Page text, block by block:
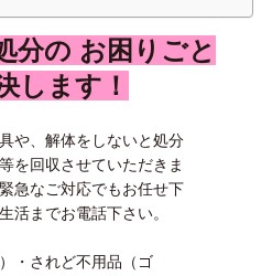
分の お困りごと
します！
や、解体をしないと処分
を回収させていただきま
急なご対応でもお任せ下
活までお電話下さい。
・されど不用品（ゴ